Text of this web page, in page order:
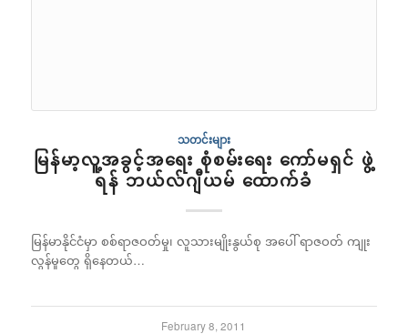
သတင်းများ
မြန်မာ့လူ့အခွင့်အရေး စုံစမ်းရေး ကော်မရှင် ဖွဲ့
ရန် ဘယ်လ်ဂျီယမ် ထောက်ခံ
မြန်မာနိုင်ငံမှာ စစ်ရာဇဝတ်မှု၊ လူသားမျိုးနွယ်စု အပေါ် ရာဇဝတ် ကျုး
လွန်မှုတွေ ရှိနေတယ်…
February 8, 2011